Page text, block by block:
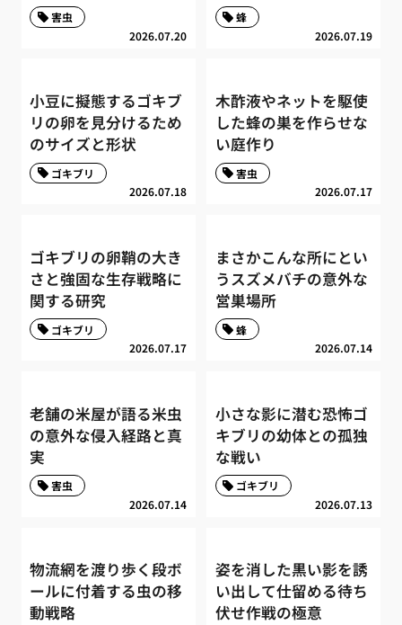
2026.07.20
害虫
2026.07.19
蜂
小豆に擬態するゴキブ
リの卵を見分けるため
のサイズと形状
2026.07.18
ゴキブリ
木酢液やネットを駆使
した蜂の巣を作らせな
い庭作り
2026.07.17
害虫
ゴキブリの卵鞘の大き
さと強固な生存戦略に
関する研究
2026.07.17
ゴキブリ
まさかこんな所にとい
うスズメバチの意外な
営巣場所
2026.07.14
蜂
老舗の米屋が語る米虫
の意外な侵入経路と真
実
2026.07.14
害虫
小さな影に潜む恐怖ゴ
キブリの幼体との孤独
な戦い
2026.07.13
ゴキブリ
物流網を渡り歩く段ボ
ールに付着する虫の移
動戦略
姿を消した黒い影を誘
い出して仕留める待ち
伏せ作戦の極意